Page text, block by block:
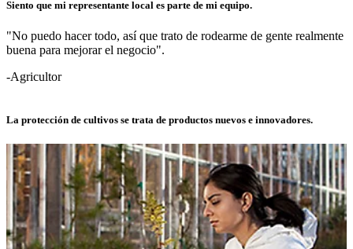
Siento que mi representante local es parte de mi equipo.
"No puedo hacer todo, así que trato de rodearme de gente realmente
buena para mejorar el negocio".
-Agricultor
La protección de cultivos se trata de productos nuevos e innovadores.